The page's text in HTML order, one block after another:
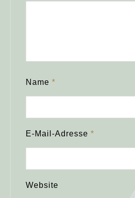
Name *
E-Mail-Adresse *
Website